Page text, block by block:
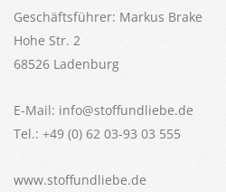
Geschäftsführer: Markus Brake
Hohe Str. 2
68526 Ladenburg
E-Mail: info@stoffundliebe.de
Tel.: +49 (0) 62 03-93 03 555
www.stoffundliebe.de